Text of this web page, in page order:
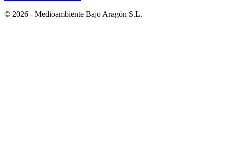
© 2026 - Medioambiente Bajo Aragón S.L.